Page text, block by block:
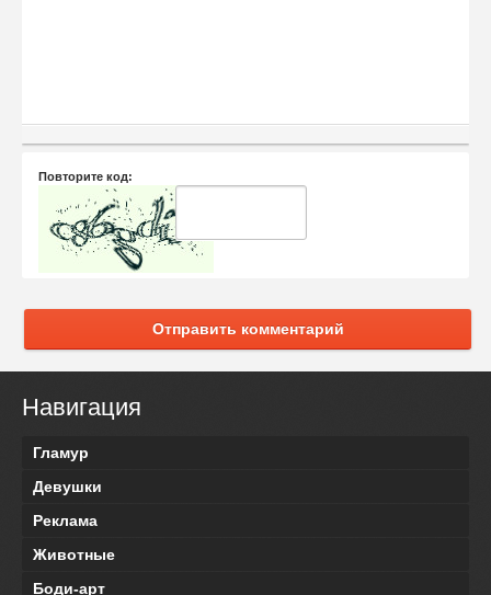
Повторите код:
Отправить комментарий
Навигация
Гламур
Девушки
Реклама
Животные
Боди-арт